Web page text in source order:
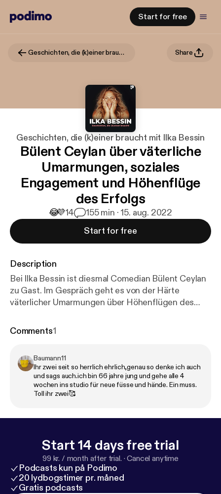
Start for free
Geschichten, die (k)einer braucht mit Ilka Bessin Share
Geschichten, die (k)einer braucht mit Ilka Bessin
Bülent Ceylan über väterliche
Umarmungen, soziales
Engagement und Höhenflüge
des Erfolgs
😂💜14 155 min · 15. aug. 2022
Start for free
Description
Bei Ilka Bessin ist diesmal Comedian Bülent Ceylan
zu Gast. Im Gespräch geht es von der Härte
väterlicher Umarmungen über Höhenflügen des
sich wirklich auf Gasflaschen und worüber machen
sind, auch wenn sie mit harten Bandagen und den
Waffen ihrer Federtasche kämpfen, erfahrt ihr in
dieser Folge.
Comments1
Baumann11
Ihr zwei seit so herrlich ehrlich,genau so denke ich auch
und sags auch.ich bin 66 jahre jung und gehe alle 4
wochen ins studio für neue füsse und hände. Ein muss.
Toll ihr zwei🥰
Start 14 days free trial
99 kr. / month after trial. ·Cancel anytime
Podcasts kun på Podimo
20 lydbogstimer pr. måned
Gratis podcasts